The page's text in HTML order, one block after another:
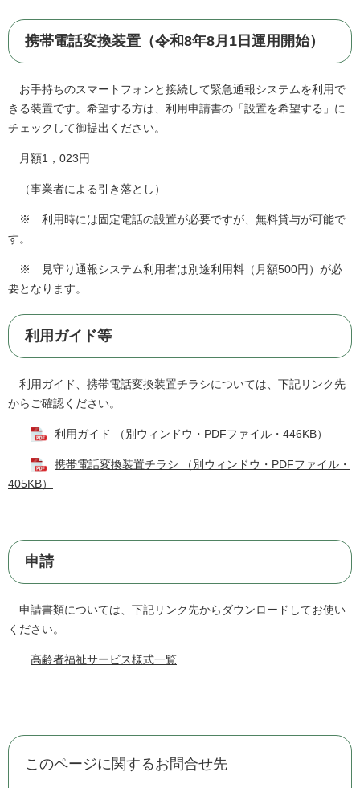
携帯電話変換装置（令和8年8月1日運用開始）
お手持ちのスマートフォンと接続して緊急通報システムを利用で
きる装置です。希望する方は、利用申請書の「設置を希望する」に
チェックして御提出ください。
月額1，023円
（事業者による引き落とし）
※ 利用時には固定電話の設置が必要ですが、無料貸与が可能で
す。
※ 見守り通報システム利用者は別途利用料（月額500円）が必
要となります。
利用ガイド等
利用ガイド、携帯電話変換装置チラシについては、下記リンク先
からご確認ください。
利用ガイド （別ウィンドウ・PDFファイル・446KB）
携帯電話変換装置チラシ （別ウィンドウ・PDFファイル・
405KB）
申請
申請書類については、下記リンク先からダウンロードしてお使い
ください。
高齢者福祉サービス様式一覧
このページに関するお問合せ先